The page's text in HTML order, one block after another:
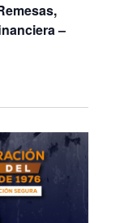
–